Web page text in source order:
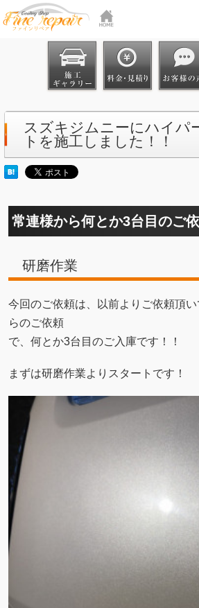
スズキジムニーにハイパ
トを施工しました！！
常連様から何とか3台目のご
研磨作業
今回のご依頼は、以前よりご依頼頂
らのご依頼
で、何とか3台目のご入庫です！！
まずは研磨作業よりスタートです！